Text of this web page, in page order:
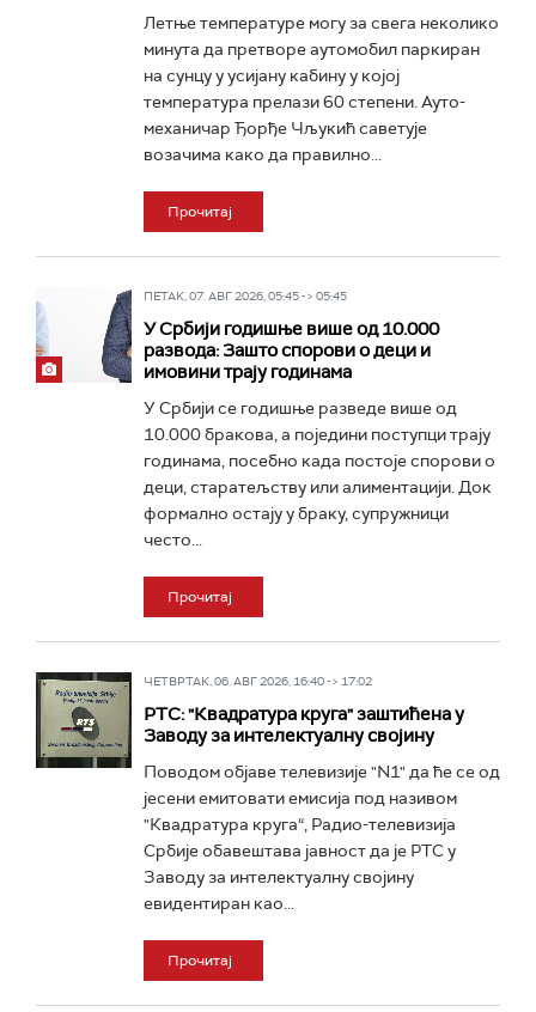
Летње температуре могу за свега неколико
минута да претворе аутомобил паркиран
на сунцу у усијану кабину у којој
температура прелази 60 степени. Ауто-
механичар Ђорђе Чљукић саветује
возачима како да правилно...
Прочитај
ПЕТАК, 07. АВГ 2026, 05:45 -> 05:45
У Србији годишње више од 10.000
развода: Зашто спорови о деци и
имовини трају годинама
У Србији се годишње разведе више од
10.000 бракова, a поједини поступци трају
годинама, посебно када постоје спорови о
деци, старатељству или алиментацији. Док
формално остају у браку, супружници
често...
Прочитај
ЧЕТВРТАК, 06. АВГ 2026, 16:40 -> 17:02
РТС: "Квадратура круга" заштићена у
Заводу за интелектуалну својину
Поводом објаве телевизије "N1" да ће се од
јесени емитовати емисија под називом
"Квадратура круга“, Радио-телевизија
Србије обавештава јавност да је РТС у
Заводу за интелектуалну својину
евидентиран као...
Прочитај